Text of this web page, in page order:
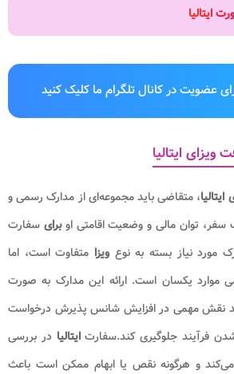
ایتالیا
عضویت در کانال تلگرام ما کلیک کنید
ویزای ایتالیا
، متقاضی باید مجموعه‌ای از مدارک رسمی و
سفر، توان مالی و وضعیت اقامتی اوبرای سفارت
مورد نیاز بسته به نوع ویزا متفاوت است، اما
موارد یکسان است. ارائه این مدارک به صورت
نقش مهمی در افزایش شانس پذیرش درخواست
فرآیند جلوگیری کند.سفارتایتالیادر بررسی
و هرگونه نقص یا ابهام ممکن است باعث